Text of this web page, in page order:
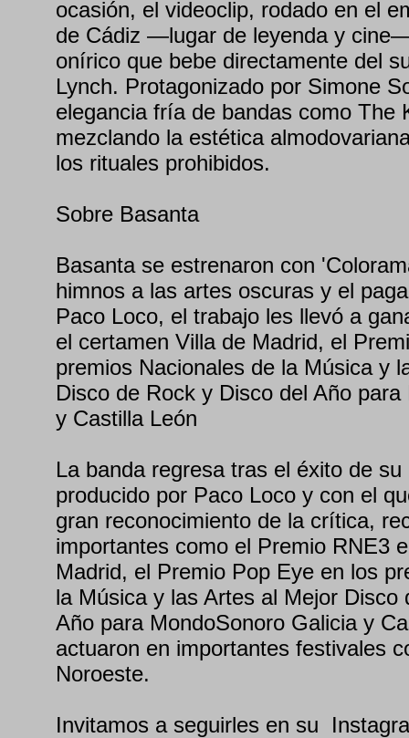
ocasión, el videoclip, rodado en el
de Cádiz —lugar de leyenda y
onírico que bebe directamente del
Lynch. Protagonizado por Simone
elegancia fría de bandas como The
mezclando la estética
los rituales prohibidos.
Sobre Basanta
Basanta se estrenaron con
himnos a las artes oscuras y el
Paco Loco, el trabajo les llevó a
el certamen Villa de Madrid, el
premios Nacionales de la Música y
Disco de Rock y Disco del Año
y Castilla León
La banda regresa tras el éxito de
producido por Paco Loco y con el
gran reconocimiento de la crítica,
importantes como el Premio RNE3
Madrid, el Premio Pop Eye en los
la Música y las Artes al Mejor Disco
Año para MondoSonoro Galicia y
actuaron en importantes festivales
Noroeste.
Invitamos a seguirles en su